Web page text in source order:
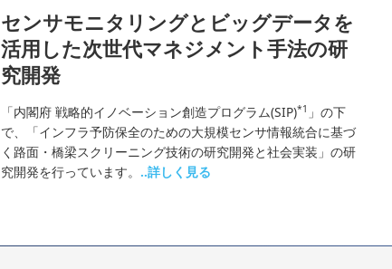
センサモニタリングとビッグデータを
活用した次世代マネジメント手法の研
究開発
「内閣府 戦略的イノベーション創造プログラム(SIP)*1 」の下
で、「インフラ予防保全のための大規模センサ情報統合に基づ
く路面・橋梁スクリーニング技術の研究開発と社会実装」の研
究開発を行っています。 ..詳しく見る